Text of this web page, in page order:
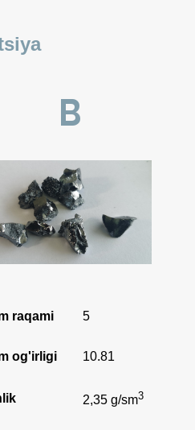
B
raqami 5
og'irligi 10.81
2,35 g/sm3